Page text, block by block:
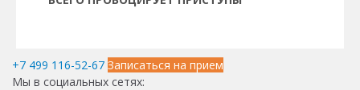
+7 499 116-52-67 Записаться на прием
Мы в социальных сетях: